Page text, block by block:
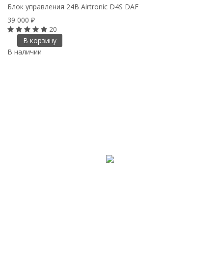
Блок управления 24B Airtronic D4S DAF
39 000 ₽
20
В корзину
В наличии